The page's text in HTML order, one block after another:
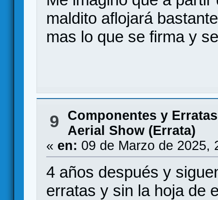
maldito aflojará
mas lo que se firma y
9 Componentes y Erratas
Aerial Show (Errata)
« en: 09 de Marzo de 2025,
4 años después y
erratas y sin la hoja de